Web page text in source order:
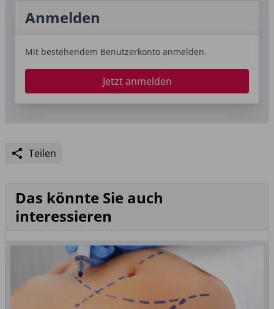
Anmelden
Mit bestehendem Benutzerkonto anmelden.
Jetzt anmelden
Teilen
Das könnte Sie auch
interessieren